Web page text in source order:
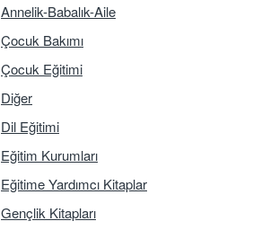
Annelik-Babalık-Aile
Çocuk Bakımı
Çocuk Eğitimi
Diğer
Dil Eğitimi
Eğitim Kurumları
Eğitime Yardımcı Kitaplar
Gençlik Kitapları